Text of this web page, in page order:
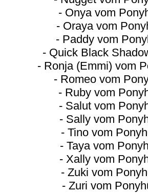
- Onya vom
- Oraya vom
- Paddy vom
- Quick Black
- Ronja (Emmi) vom
- Romeo vom
- Ruby vom
- Salut vom
- Sally vom
- Tino vom
- Taya vom
- Xally vom
- Zuki vom
- Zuri vom